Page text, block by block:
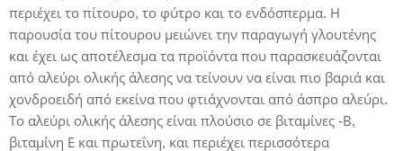
περιέχει το πίτουρο, το φύτρο και το ενδόσπερμα. Η
παρουσία του πίτουρου μειώνει την παραγωγή γλουτένης
και έχει ως αποτέλεσμα τα προϊόντα που παρασκευάζονται
από αλεύρι ολικής άλεσης να τείνουν να είναι πιο βαριά και
χονδροειδή από εκείνα που φτιάχνονται από άσπρο αλεύρι.
Το αλεύρι ολικής άλεσης είναι πλούσιο σε βιταμίνες -Β,
βιταμίνη Ε και πρωτεΐνη, και περιέχει περισσότερα